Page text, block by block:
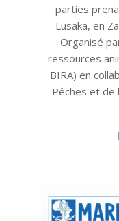
parties
Lusaka, en
Organisé
ressources
BIRA) en
Pêches et de